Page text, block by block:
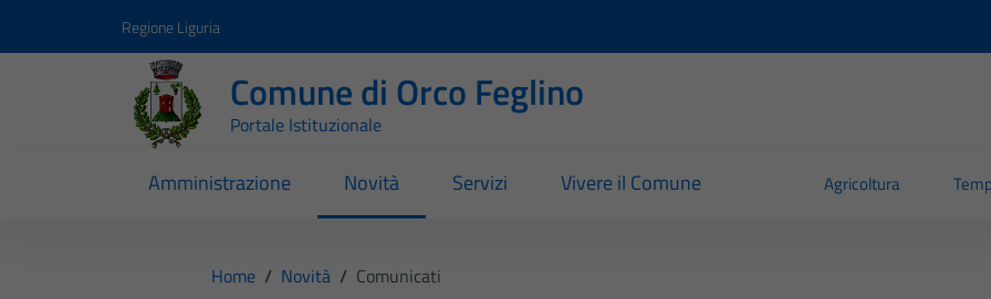
Regione Liguria
Comune di Orco Feglino
Portale Istituzionale
Amministrazione Novità Servizi Vivere il Comune Agricoltura
Home / Novità / Comunicati